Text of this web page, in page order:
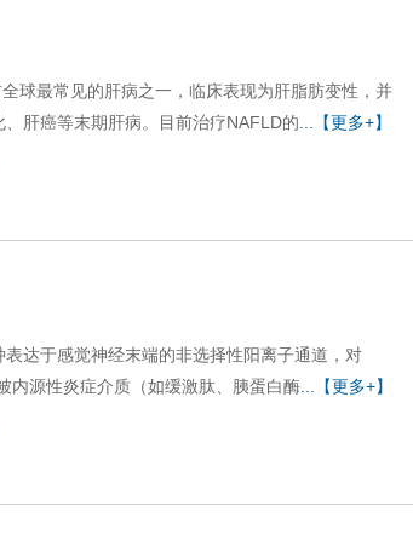
球最常见的肝病之一，临床表现为肝脂肪变性，并
肝癌等末期肝病。目前治疗NAFLD的 ...【更多+】
达于感觉神经末端的非选择性阳离子通道，对
内源性炎症介质（如缓激肽、胰蛋白酶 ...【更多+】